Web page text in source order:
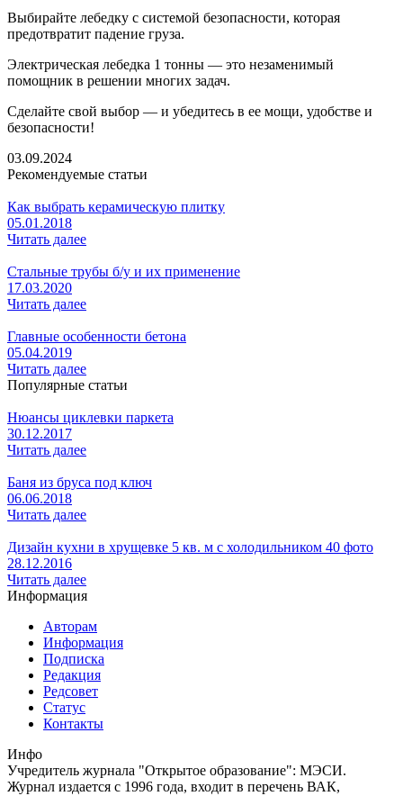
Выбирайте лебедку с системой безопасности, которая
предотвратит падение груза.
Электрическая лебедка 1 тонны — это незаменимый
помощник в решении многих задач.
Сделайте свой выбор — и убедитесь в ее мощи, удобстве и
безопасности!
03.09.2024
Рекомендуемые статьи
Как выбрать керамическую плитку
05.01.2018
Читать далее
Стальные трубы б/у и их применение
17.03.2020
Читать далее
Главные особенности бетона
05.04.2019
Читать далее
Популярные статьи
Нюансы циклевки паркета
30.12.2017
Читать далее
Баня из бруса под ключ
06.06.2018
Читать далее
Дизайн кухни в хрущевке 5 кв. м с холодильником 40 фото
28.12.2016
Читать далее
Информация
Авторам
Информация
Подписка
Редакция
Редсовет
Статус
Контакты
Инфо
Учредитель журнала "Открытое образование": МЭСИ.
Журнал издается с 1996 года, входит в перечень ВАК,